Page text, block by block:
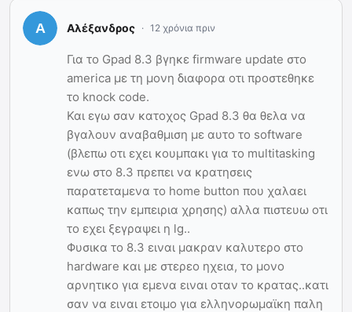
Αλέξανδρος 12 χρόνια πριν
Για το Gpad 8.3 βγηκε firmware update στο
america με τη μονη διαφορα οτι προστεθηκε
το knock code.
Και εγω σαν κατοχος Gpad 8.3 θα θελα να
βγαλουν αναβαθμιση με αυτο το software
(βλεπω οτι εχει κουμπακι για το multitasking
ενω στο 8.3 πρεπει να κρατησεις
παρατεταμενα το home button που χαλαει
καπως την εμπειρια χρησης) αλλα πιστευω οτι
το εχει ξεγραψει η lg..
Φυσικα το 8.3 ειναι μακραν καλυτερο στο
hardware και με στερεο ηχεια, το μονο
αρνητικο για εμενα ειναι οταν το κρατας..κατι
σαν να ειναι ετοιμο για ελληνορωμαϊκη παλη